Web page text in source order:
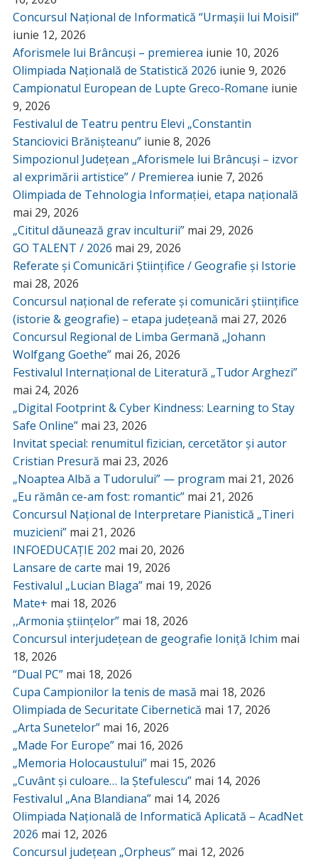
Concursul Național de Informatică “Urmașii lui Moisil”
iunie 12, 2026
Aforismele lui Brâncuși – premierea iunie 10, 2026
Olimpiada Națională de Statistică 2026 iunie 9, 2026
Campionatul European de Lupte Greco-Romane iunie
9, 2026
Festivalul de Teatru pentru Elevi „Constantin
Stanciovici Brănișteanu” iunie 8, 2026
Simpozionul Județean „Aforismele lui Brâncuși – izvor
al exprimării artistice” / Premierea iunie 7, 2026
Olimpiada de Tehnologia Informației, etapa națională
mai 29, 2026
„Cititul dăunează grav inculturii” mai 29, 2026
GO TALENT / 2026 mai 29, 2026
Referate și Comunicări Științifice / Geografie și Istorie
mai 28, 2026
Concursul național de referate și comunicări științifice
(istorie & geografie) – etapa județeană mai 27, 2026
Concursul Regional de Limba Germană „Johann
Wolfgang Goethe” mai 26, 2026
Festivalul Internațional de Literatură „Tudor Arghezi”
mai 24, 2026
„Digital Footprint & Cyber Kindness: Learning to Stay
Safe Online” mai 23, 2026
Invitat special: renumitul fizician, cercetător și autor
Cristian Presură mai 23, 2026
„Noaptea Albă a Tudorului” — program mai 21, 2026
„Eu rămân ce-am fost: romantic” mai 21, 2026
Concursul Național de Interpretare Pianistică „Tineri
muzicieni” mai 21, 2026
INFOEDUCAȚIE 202 mai 20, 2026
Lansare de carte mai 19, 2026
Festivalul „Lucian Blaga” mai 19, 2026
Mate+ mai 18, 2026
,,Armonia științelor” mai 18, 2026
Concursul interjudețean de geografie Ioniță Ichim mai
18, 2026
“Dual PC” mai 18, 2026
Cupa Campionilor la tenis de masă mai 18, 2026
Olimpiada de Securitate Cibernetică mai 17, 2026
„Arta Sunetelor” mai 16, 2026
„Made For Europe” mai 16, 2026
„Memoria Holocaustului” mai 15, 2026
„Cuvânt și culoare… la Ștefulescu” mai 14, 2026
Festivalul „Ana Blandiana” mai 14, 2026
Olimpiada Națională de Informatică Aplicată – AcadNet
2026 mai 12, 2026
Concursul județean „Orpheus” mai 12, 2026